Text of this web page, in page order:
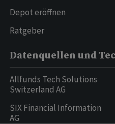
Depot eröffnen
Ratgeber
Datenquellen und
Allfunds Tech Solutions
Switzerland AG
SIX Financial Information
AG